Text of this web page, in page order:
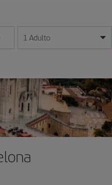
en formato día/mes/año
1 Adulto